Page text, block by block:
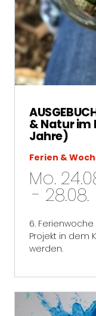
& Natur
Jahre)
Ferien &
Mo.
- 28.08.
6.
Projekt in dem
werden.